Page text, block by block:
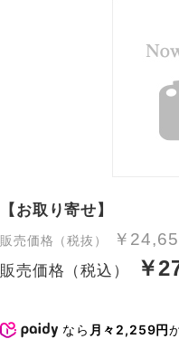
【お取り寄せ】
販売価格（税抜） ￥
販売価格（税込） ￥
なら 月々2,259円